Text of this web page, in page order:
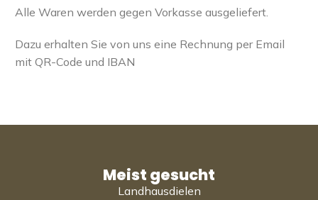
Alle Waren werden gegen Vorkasse ausgeliefert.
Dazu erhalten Sie von uns eine Rechnung per Email
mit QR-Code und IBAN
Meist gesucht
Landhausdielen